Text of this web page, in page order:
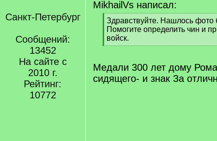
Санкт-Петербург
Сообщений:
13452
На сайте с
2010 г.
Рейтинг:
10772
MikhailVs написал:
[
q
]
Здравствуйте. Нашлось фото
Помогите определить чин и
войск.
[
q
]
Медали 300 лет дому
сидящего- и знак За